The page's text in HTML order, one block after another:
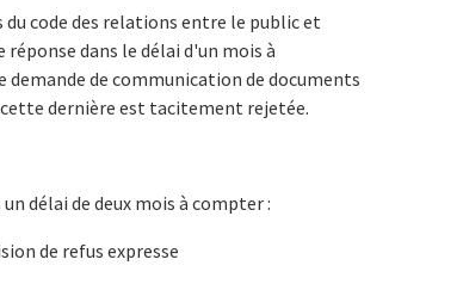
code des relations entre le public et
dans le délai d'un mois à
de communication de documents
dernière est tacitement rejetée.
délai de deux mois à compter :
de refus expresse